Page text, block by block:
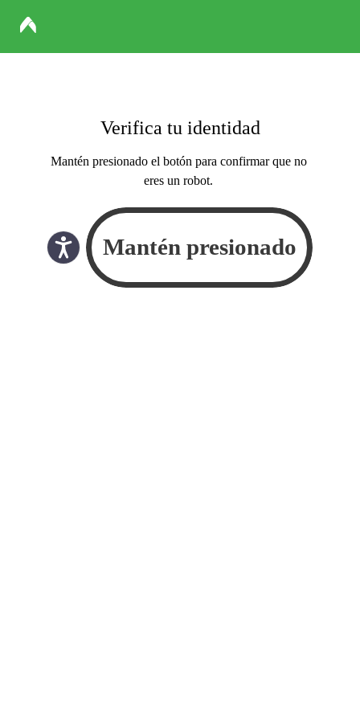
Verifica tu identidad
Mantén presionado el botón para confirmar que no
eres un robot.